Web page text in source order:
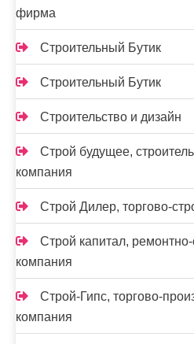
фирма
Строительный Бутик
Строительный Бутик
Строительство и дизайн
Строй будущее,
компания
Строй Дилер, торгово-
Строй капитал, ремонтно-
компания
Строй-Гипс, торгово-
компания